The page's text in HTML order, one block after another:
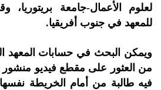
لعلوم الأعمال-جامعة بريتوريا،
للمعهد في جنوب أفريقيا.
ويمكن البحث في حسابات المعهد
من العثور على مقطع فيديو
فيه طالبة من أمام الخريطة